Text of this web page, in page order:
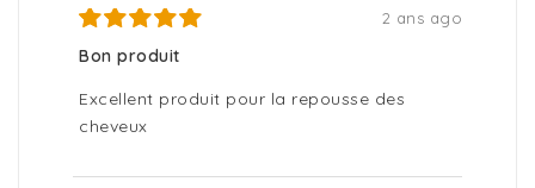
2 ans ago
Bon produit
Excellent produit pour la repousse des
cheveux